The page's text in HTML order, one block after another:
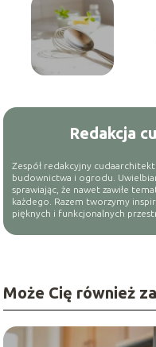
Redakcja
Zespół redakcyjny
budownictwa i ogrodu.
sprawiając, że nawet zawiłe
każdego. Razem tworzymy
pięknych i funkcjonalnych
Może Cię również